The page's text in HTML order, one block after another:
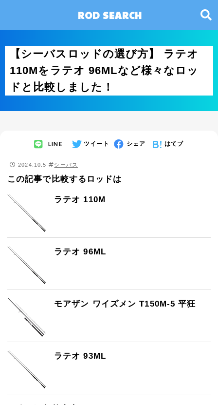
ROD SEARCH
【シーバスロッドの選び方】 ラテオ
110Mをラテオ 96MLなど様々なロッ
ドと比較しました！
LINE ツイート シェア はてブ
2024.10.5 シーバス
この記事で比較するロッドは
ラテオ 110M
ラテオ 96ML
モアザン ワイズメン T150M-5 平狂
ラテオ 93ML